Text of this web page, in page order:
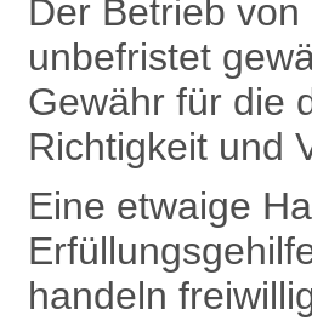
Der Betrieb von
unbefristet
Gewähr für die
Richtigkeit und
Eine etwaige
handeln